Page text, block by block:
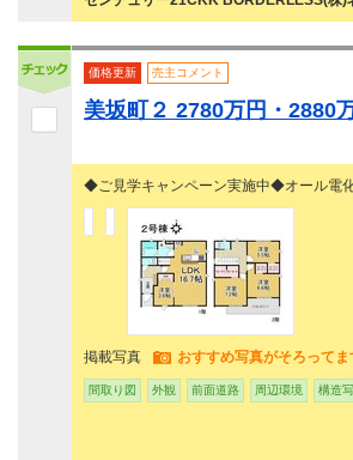
価格更新 売主コメント
美坂町２ 2780万円・2880
◆ご見学キャンペーン実施中◆オール電
掲載写真 おすすめ写真がそろってま
間取り図 外観 前面道路 周辺環境 構造